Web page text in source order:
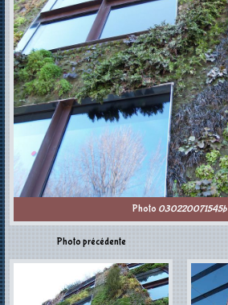
Photo 030220071545b
Photo précédente